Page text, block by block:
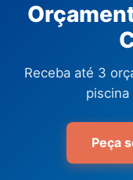
Receba até 3
piscina
Peça